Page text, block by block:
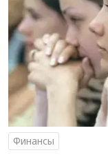
Финансы